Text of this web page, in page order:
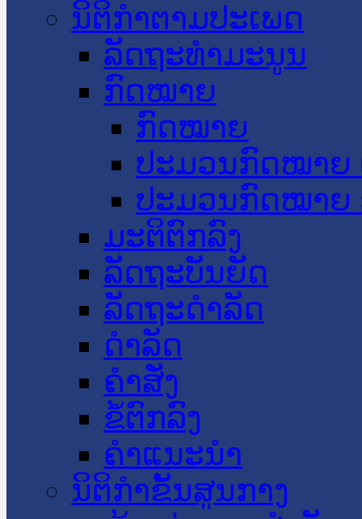
ນິຕິກໍາຕາມປະເພດ
ລັດຖະທໍາມະນູນ
ກົດໝາຍ
ກົດໝາຍ
ປະມວນກົດໝາຍ
ປະມວນກົດໝາຍ
ມະຕິຕົກລົງ
ລັດຖະບັນຍັດ
ລັດຖະດໍາລັດ
ດໍາລັດ
ຄໍາສັ່ງ
ຂໍ້ຕົກລົງ
ຄໍາແນະນໍາ
ນິຕິກຳຂັ້ນສູນກາງ